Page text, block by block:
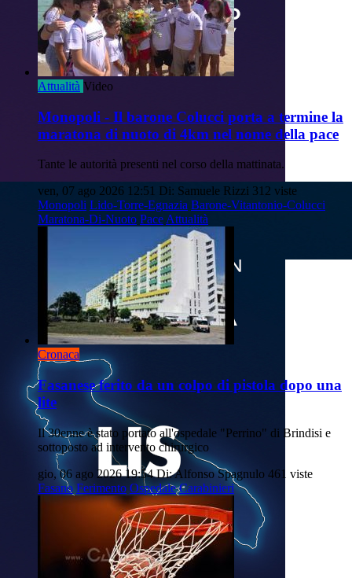
Attualità Video
Monopoli - Il barone Colucci porta a termine la
maratona di nuoto di 4km nel nome della pace
Tante le autorità presenti nel corso della mattinata.
ven, 07 ago 2026 12:51 Di: Samuele Rizzi 312 viste
Monopoli Lido-Torre-Egnazia Barone-Vitantonio-Colucci
Maratona-Di-Nuoto PaceAttualità
Cronaca
Fasanese ferito da un colpo di pistola dopo una
lite
Il 30enne è stato portato all'ospedale "Perrino" di Brindisi e
sottoposto ad intervento chirurgico
gio, 06 ago 2026 19:54 Di: Alfonso Spagnulo 461 viste
Fasano Ferimento Ospedale Carabinieri